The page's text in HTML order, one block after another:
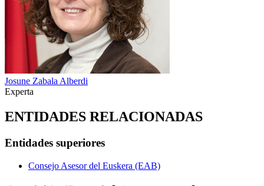
Josune Zabala Alberdi
Experta
ENTIDADES RELACIONADAS
Entidades superiores
Consejo Asesor del Euskera (EAB)